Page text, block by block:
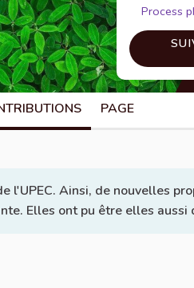
Process
PAGE
Ainsi, de nouvelles
Elles ont pu être elles